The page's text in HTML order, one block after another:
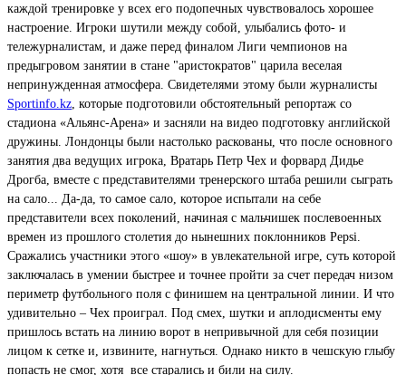
каждой тренировке у всех его подопечных чувствовалось хорошее
настроение. Игроки шутили между собой, улыбались фото- и
тележурналистам, и даже перед финалом Лиги чемпионов на
предыгровом занятии в стане "аристократов" царила веселая
непринужденная атмосфера. Свидетелями этому были журналисты
Sportinfo.kz , которые подготовили обстоятельный репортаж со
стадиона «Альянс-Арена» и засняли на видео подготовку английской
дружины. Лондонцы были настолько раскованы, что после основного
занятия два ведущих игрока, Вратарь Петр Чех и форвард Дидье
Дрогба, вместе с представителями тренерского штаба решили сыграть
на сало... Да-да, то самое сало, которое испытали на себе
представители всех поколений, начиная с мальчишек послевоенных
времен из прошлого столетия до нынешних поклонников Pepsi.
Сражались участники этого «шоу» в увлекательной игре, суть которой
заключалась в умении быстрее и точнее пройти за счет передач низом
периметр футбольного поля с финишем на центральной линии. И что
удивительно – Чех проиграл. Под смех, шутки и аплодисменты ему
пришлось встать на линию ворот в непривычной для себя позиции
лицом к сетке и, извините, нагнуться. Однако никто в чешскую глыбу
попасть не смог, хотя все старались и били на силу.